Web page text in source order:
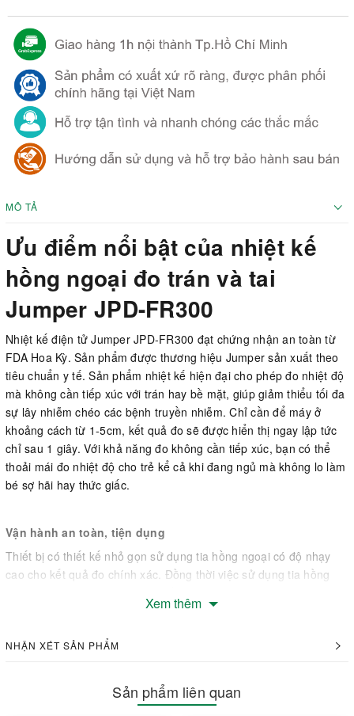
MÔ TẢ
Ưu điểm nổi bật của nhiệt kế
hồng ngoại đo trán và tai
Jumper JPD-FR300
Nhiệt kế điện tử Jumper JPD-FR300 đạt chứng nhận an toàn từ
FDA Hoa Kỳ. Sản phẩm được thương hiệu Jumper sản xuất theo
tiêu chuẩn y tế. Sản phẩm nhiệt kế hiện đại cho phép đo nhiệt độ
mà không cần tiếp xúc với trán hay bề mặt, giúp giảm thiểu tối đa
sự lây nhiễm chéo các bệnh truyền nhiễm. Chỉ cần để máy ở
khoảng cách từ 1-5cm, kết quả đo sẽ được hiển thị ngay lập tức
chỉ sau 1 giây. Với khả năng đo không cần tiếp xúc, bạn có thể
thoải mái đo nhiệt độ cho trẻ kể cả khi đang ngủ mà không lo làm
bé sợ hãi hay thức giấc.
Vận hành an toàn, tiện dụng
Thiết bị có thiết kế nhỏ gọn sử dụng tia hồng ngoại có độ nhạy
cao cho kết quả đo chính xác. Đồng thời việc sử dụng tia hồng
và trẻ nhỏ. Đối với trẻ nhỏ, đầu đo từ tính không gây đau hay khó
chịu. Thiết bị có thế dùng để đo tai và trán linh hoạt, khoảng cách
Xem thêm
NHẬN XÉT SẢN PHẨM
Sản phẩm liên quan